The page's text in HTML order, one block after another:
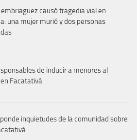
causó tragedia vial en
una mujer murió y dos personas
de inducir a menores al
Facatativá
inquietudes de la comunidad sobre